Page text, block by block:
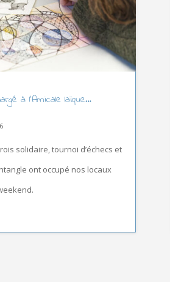
à l’Amicale laïque…
solidaire, tournoi d’échecs et
ont occupé nos locaux